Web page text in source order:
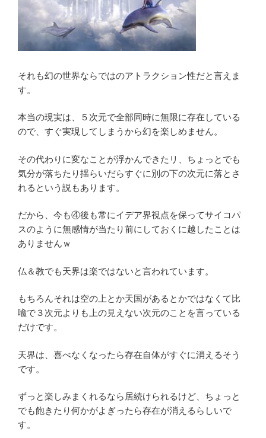
それも幻の世界ならではのアトラクション性だと言えま
す。
本当の現実は、５次元で全部同時に無限に存在している
ので、すぐ実現してしまうから幻を楽しめません。
その代わりに変なことが浮かんできたリ、ちょっとでも
気分が落ちたり揺らいだらすぐに別の下の次元に落とさ
れるという説もあります。
だから、今も④後も常にイデア界視点を保ってサイコパ
スのように無感情が当たり前にしておくに越したことは
ありませんｗ
仏＆教でも天界は楽ではないと言われています。
もちろんそれは空の上とか天国があるとかではなくて比
喩で３次元よりも上の見えない次元のことを言っている
だけです。
天界は、喜べなくなったら存在自体がすぐに消えるそう
です。
ずっと楽しみまくれるなら居続けられるけど、ちょっと
でも飽きたり何かがよぎったら存在が消えるらしいで
す。